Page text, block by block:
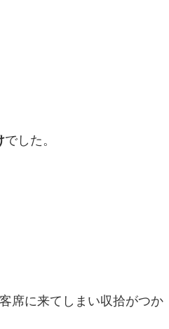
でした。
席に来てしまい収拾がつか